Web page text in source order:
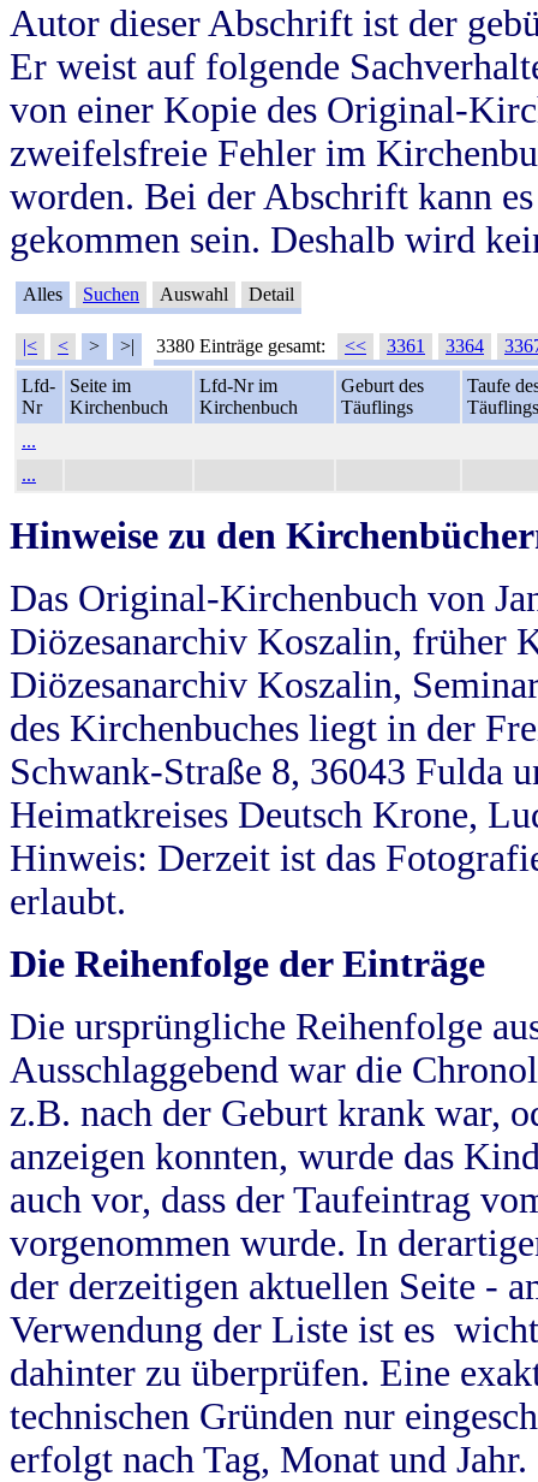
Autor dieser Abschrift ist der
Er weist auf folgende
von einer Kopie des Original-
zweifelsfreie Fehler im
worden. Bei der Abschrift kann
gekommen sein. Deshalb wird
Alles Suchen Auswahl Detail
|< < > >| 3380 Einträge gesamt: << 3361 3364
Lfd-
Nr
Seite im
Kirchenbuch
Lfd-Nr im
Kirchenbuch
Geburt des
Täuflings
Taufe
Täuflings
...
...
Hinweise zu den
Das Original-Kirchenbuch von
Diözesanarchiv Koszalin, früher
Diözesanarchiv Koszalin,
des Kirchenbuches liegt in der
Schwank-Straße 8, 36043 Fulda
Heimatkreises Deutsch Krone,
Hinweis: Derzeit ist das
erlaubt.
Die Reihenfolge der Einträge
Die ursprüngliche Reihenfolge
Ausschlaggebend war die
z.B. nach der Geburt krank war,
anzeigen konnten, wurde das
auch vor, dass der Taufeintrag
vorgenommen wurde. In
der derzeitigen aktuellen Seite -
Verwendung der Liste ist es
dahinter zu überprüfen. Eine
technischen Gründen nur
erfolgt nach Tag, Monat und Jahr.